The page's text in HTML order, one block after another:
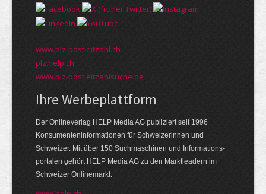
www.plz-postleitzahl.ch
plz.help.ch
www.plz-postleitzahlsuche.de
Ihre Werbeplattform
Der Onlineverlag HELP Media AG publiziert seit 1996
Konsumenten­informationen für Schweizerinnen und
Schweizer. Mit über 150 Suchmaschinen und Informations­
portalen gehört HELP Media AG zu den Markt­leadern im
Schweizer Onlinemarkt.